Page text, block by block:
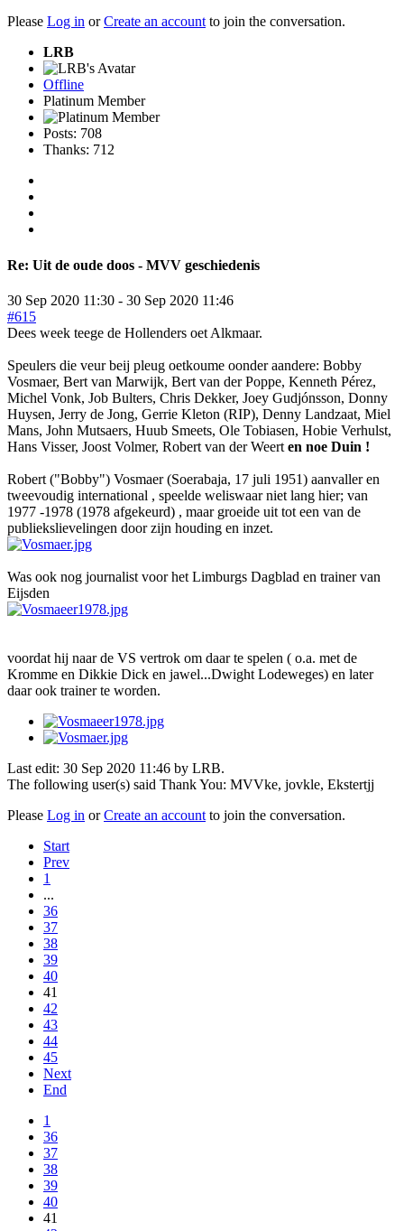
Please Log in orCreate an account to join the conversation.
LRB
Offline
Platinum Member
Posts: 708
Thanks: 712
Re: Uit de oude doos - MVV geschiedenis
30 Sep 2020 11:30 - 30 Sep 2020 11:46
#615
Dees week teege de Hollenders oet Alkmaar.
Speulers die veur beij pleug oetkoume oonder aandere: Bobby
Vosmaer, Bert van Marwijk, Bert van der Poppe, Kenneth Pérez,
Michel Vonk, Job Bulters, Chris Dekker, Joey Gudjónsson, Donny
Huysen, Jerry de Jong, Gerrie Kleton (RIP), Denny Landzaat, Miel
Mans, John Mutsaers, Huub Smeets, Ole Tobiasen, Hobie Verhulst,
Hans Visser, Joost Volmer, Robert van der Weert en noe Duin !
Robert ("Bobby") Vosmaer (Soerabaja, 17 juli 1951) aanvaller en
tweevoudig international , speelde weliswaar niet lang hier; van
1977 -1978 (1978 afgekeurd) , maar groeide uit tot een van de
publiekslievelingen door zijn houding en inzet.
Was ook nog journalist voor het Limburgs Dagblad en trainer van
Eijsden
voordat hij naar de VS vertrok om daar te spelen ( o.a. met de
Kromme en Dikkie Dick en jawel...Dwight Lodeweges) en later
daar ook trainer te worden.
Last edit: 30 Sep 2020 11:46 by LRB.
The following user(s) said Thank You: MVVke, jovkle, Ekstertjj
Please Log in orCreate an account to join the conversation.
Start
Prev
1
...
36
37
38
39
40
41
42
43
44
45
Next
End
1
36
37
38
39
40
41